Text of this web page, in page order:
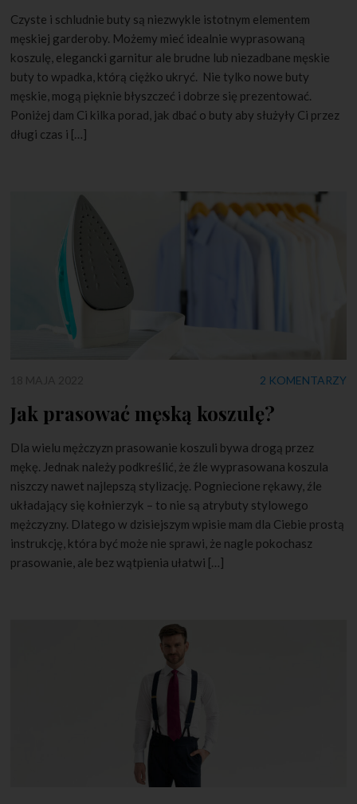
Czyste i schludnie buty są niezwykle istotnym elementem
męskiej garderoby. Możemy mieć idealnie wyprasowaną
koszulę, elegancki garnitur ale brudne lub niezadbane męskie
buty to wpadka, którą ciężko ukryć. Nie tylko nowe buty
męskie, mogą pięknie błyszczeć i dobrze się prezentować.
Poniżej dam Ci kilka porad, jak dbać o buty aby służyły Ci przez
długi czas i […]
2 KOMENTARZY
Jak prasować męską koszulę?
Dla wielu mężczyzn prasowanie koszuli bywa drogą przez
mękę. Jednak należy podkreślić, że źle wyprasowana koszula
niszczy nawet najlepszą stylizację. Pogniecione rękawy, źle
układający się kołnierzyk – to nie są atrybuty stylowego
mężczyzny. Dlatego w dzisiejszym wpisie mam dla Ciebie prostą
instrukcję, która być może nie sprawi, że nagle pokochasz
prasowanie, ale bez wątpienia ułatwi […]